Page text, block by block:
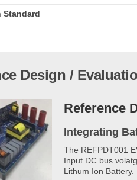
Standard
Design /
Reference
Integrating
The REFPDT001
Input DC bus
Lithum Ion Battery.